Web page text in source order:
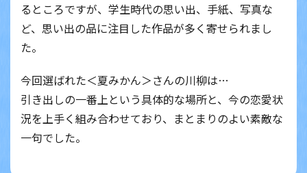
るところですが、学生時代の思い出、手紙、写真な
ど、思い出の品に注目した作品が多く寄せられまし
た。
今回選ばれた＜夏みかん＞さんの川柳は…
引き出しの一番上という具体的な場所と、今の恋愛状
況を上手く組み合わせており、まとまりのよい素敵な
一句でした。